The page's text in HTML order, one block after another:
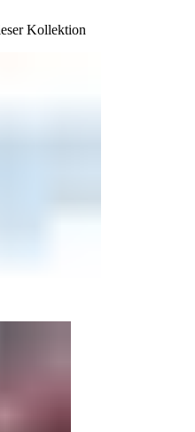
Kollektion